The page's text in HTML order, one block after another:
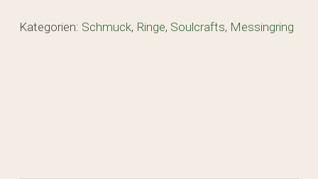
Kategorien: Schmuck, Ringe, Soulcrafts, Messingring